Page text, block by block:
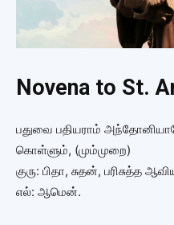
Novena to St.
பதுவை பதியராம்
கொள்ளும், (மும்முறை)
குரு: பிதா, சுதன், பரிசுத்த
எல்: ஆமென்.